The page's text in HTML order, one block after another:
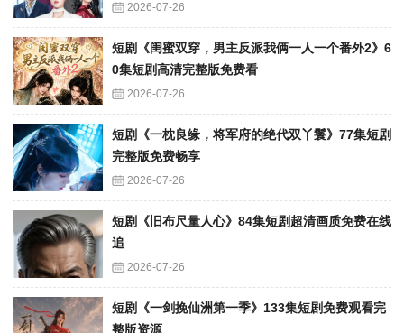
2026-07-26
短剧《闺蜜双穿，男主反派我俩一人一个番外2》6
0集短剧高清完整版免费看
2026-07-26
短剧《一枕良缘，将军府的绝代双丫鬟》77集短剧
完整版免费畅享
2026-07-26
短剧《旧布尺量人心》84集短剧超清画质免费在线
追
2026-07-26
短剧《一剑挽仙洲第一季》133集短剧免费观看完
整版资源